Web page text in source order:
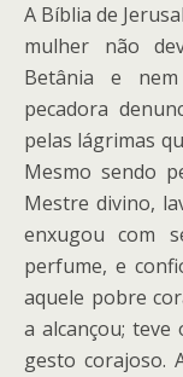
A Bíblia de
mulher não
Betânia e
pecadora
pelas lágrimas
Mesmo sendo
Mestre divino,
enxugou com
perfume, e
aquele pobre
a alcançou; teve
gesto corajoso.